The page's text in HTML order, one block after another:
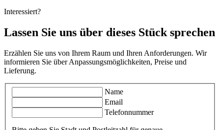
Interessiert?
Lassen Sie uns über dieses Stück sprechen
Erzählen Sie uns von Ihrem Raum und Ihren Anforderungen. Wir
informieren Sie über Anpassungsmöglichkeiten, Preise und
Lieferung.
Name
Email
Telefonnummer